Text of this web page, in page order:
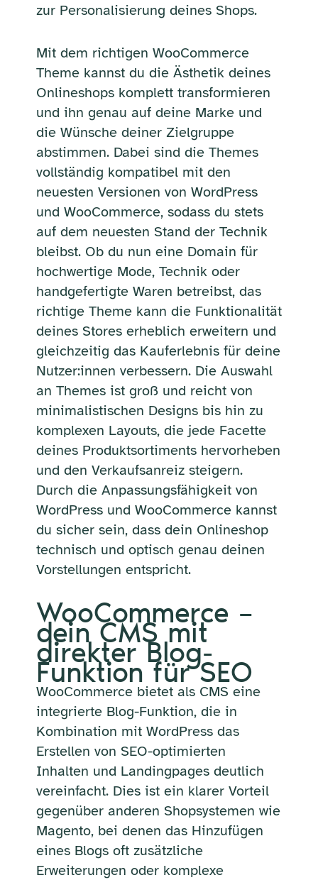
zur Personalisierung deines Shops.
Mit dem richtigen WooCommerce
Theme kannst du die Ästhetik deines
Onlineshops komplett transformieren
und ihn genau auf deine Marke und
die Wünsche deiner Zielgruppe
abstimmen. Dabei sind die Themes
vollständig kompatibel mit den
neuesten Versionen von WordPress
und WooCommerce, sodass du stets
auf dem neuesten Stand der Technik
bleibst. Ob du nun eine Domain für
hochwertige Mode, Technik oder
handgefertigte Waren betreibst, das
richtige Theme kann die Funktionalität
deines Stores erheblich erweitern und
gleichzeitig das Kauferlebnis für deine
Nutzer:innen verbessern. Die Auswahl
an Themes ist groß und reicht von
minimalistischen Designs bis hin zu
komplexen Layouts, die jede Facette
deines Produktsortiments hervorheben
und den Verkaufsanreiz steigern.
Durch die Anpassungsfähigkeit von
WordPress und WooCommerce kannst
du sicher sein, dass dein Onlineshop
technisch und optisch genau deinen
Vorstellungen entspricht.
WooCommerce –
dein CMS mit
direkter Blog-
Funktion für SEO
WooCommerce bietet als CMS eine
integrierte Blog-Funktion, die in
Kombination mit WordPress das
Erstellen von SEO-optimierten
Inhalten und Landingpages deutlich
vereinfacht. Dies ist ein klarer Vorteil
gegenüber anderen Shopsystemen wie
Magento, bei denen das Hinzufügen
eines Blogs oft zusätzliche
Erweiterungen oder komplexe